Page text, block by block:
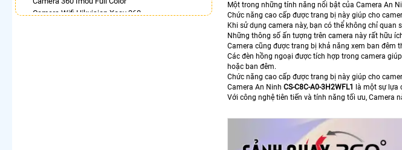
Camera Wifi Hikvision Xoay 360
Một trong những tính năng nổi bật của Camera An
Chức năng cao cấp được trang bị này giúp cho
Khi sử dụng camera này, bạn có thể không chỉ
Những thông số ấn tượng trên camera này rất hữu
Camera cũng được trang bị khả năng xem ban đêm
Các đèn hồng ngoại được tích hợp trong camera
hoặc ban đêm.
Chức năng cao cấp được trang bị này giúp cho
Camera An Ninh CS-C8C-A0-3H2WFL1
là một sự lựa
Với công nghệ tiên tiến và tính năng tối ưu, Camera